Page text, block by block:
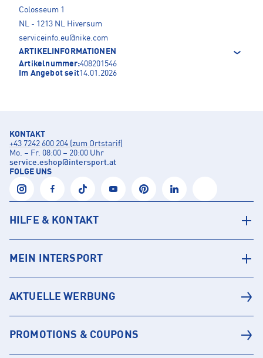
Colosseum 1
NL - 1213 NL Hiversum
serviceinfo.eu@nike.com
ARTIKELINFORMATIONEN
Artikelnummer:408201546
Im Angebot seit14.01.2026
KONTAKT
+43 7242 600 204 (zum Ortstarif)
Mo. – Fr. 08:00 – 20:00 Uhr
service.eshop@intersport.at
FOLGE UNS
HILFE & KONTAKT
MEIN INTERSPORT
AKTUELLE WERBUNG
PROMOTIONS & COUPONS